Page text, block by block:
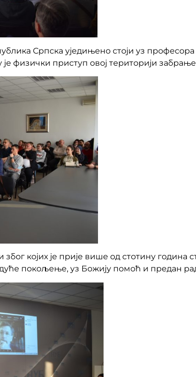
Српска уједињено стоји уз
физички приступ овој територији
којих је прије више од стотину
покољење, уз Божију помоћ и предан